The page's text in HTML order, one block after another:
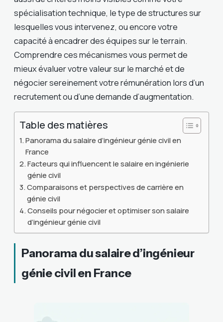
spécialisation technique, le type de structures sur
lesquelles vous intervenez, ou encore votre
capacité à encadrer des équipes sur le terrain.
Comprendre ces mécanismes vous permet de
mieux évaluer votre valeur sur le marché et de
négocier sereinement votre rémunération lors d’un
recrutement ou d’une demande d’augmentation.
Table des matières
Panorama du salaire d’ingénieur génie civil en
France
Facteurs qui influencent le salaire en ingénierie
génie civil
Comparaisons et perspectives de carrière en
génie civil
Conseils pour négocier et optimiser son salaire
d’ingénieur génie civil
Panorama du salaire d’ingénieur
génie civil en France